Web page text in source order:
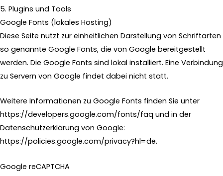
5. Plugins und Tools
Google Fonts (lokales Hosting)
Diese Seite nutzt zur einheitlichen Darstellung von Schriftarten
so genannte Google Fonts, die von Google bereitgestellt
werden. Die Google Fonts sind lokal installiert. Eine Verbindung
zu Servern von Google findet dabei nicht statt.
Weitere Informationen zu Google Fonts finden Sie unter
https://developers.google.com/fonts/faq und in der
Datenschutzerklärung von Google:
https://policies.google.com/privacy?hl=de.
Google reCAPTCHA